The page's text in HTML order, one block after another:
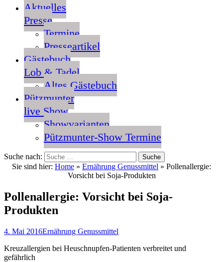
Aktuelles
Presse
Termine
Presseartikel
Gästebuch
Lob & Tadel
Altes Gästebuch
Pützmunter
live Show
Showvarianten
Pützmunter-Show Termine
Suche nach:
Sie sind hier: Home » Ernährung Genussmittel » Pollenallergie:
Vorsicht bei Soja-Produkten
Pollenallergie: Vorsicht bei Soja-
Produkten
4. Mai 2016Ernährung Genussmittel
Kreuzallergien bei Heuschnupfen-Patienten verbreitet und
gefährlich